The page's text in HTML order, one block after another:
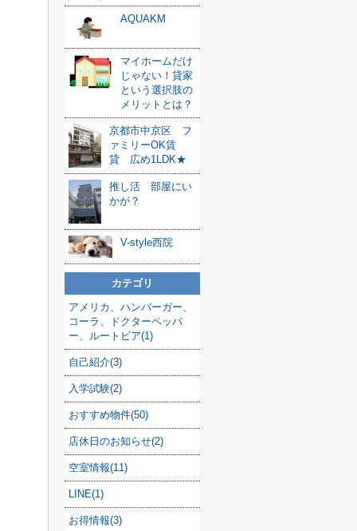
AQUAKM
マイホームだけ
じゃない！貸家
という選択肢の
メリットとは？
京都市中京区 フ
ァミリーOK賃
貸 広め1LDK★
推し活 部屋にい
かが？
V-style西院
カテゴリ
アメリカ、ハンバーガー、
コーラ、ドクターペッパ
ー、ルートビア(1)
自己紹介(3)
入学試験(2)
おすすめ物件(50)
店休日のお知らせ(2)
空室情報(11)
LINE(1)
お得情報(3)